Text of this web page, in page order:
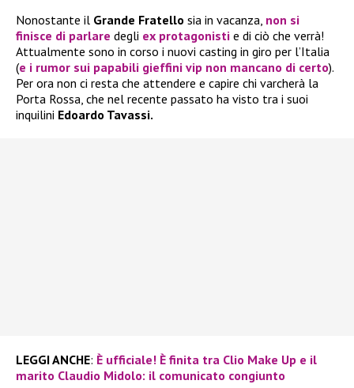
Nonostante il Grande Fratello sia in vacanza, non si
finisce di parlare degli ex protagonisti e di ciò che verrà!
Attualmente sono in corso i nuovi casting in giro per l’Italia
(e i rumor sui papabili gieffini vip non mancano di certo).
Per ora non ci resta che attendere e capire chi varcherà la
Porta Rossa, che nel recente passato ha visto tra i suoi
inquilini Edoardo Tavassi.
LEGGI ANCHE: È ufficiale! È finita tra Clio Make Up e il
marito Claudio Midolo: il comunicato congiunto